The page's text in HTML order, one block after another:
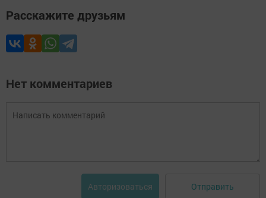
Расскажите друзьям
Нет комментариев
Авторизоваться Отправить